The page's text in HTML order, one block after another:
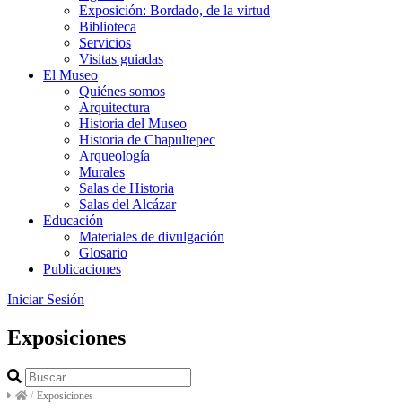
Exposición: Bordado, de la virtud
Biblioteca
Servicios
Visitas guiadas
El Museo
Quiénes somos
Arquitectura
Historia del Museo
Historia de Chapultepec
Arqueología
Murales
Salas de Historia
Salas del Alcázar
Educación
Materiales de divulgación
Glosario
Publicaciones
Iniciar Sesión
Exposiciones
/ Exposiciones